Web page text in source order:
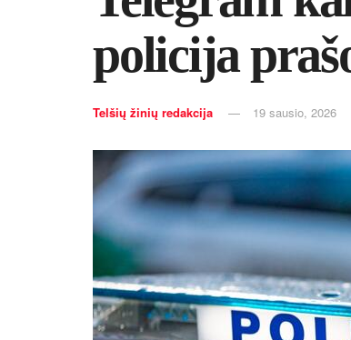
policija
Telšių žinių redakcija 19 sausio, 2026